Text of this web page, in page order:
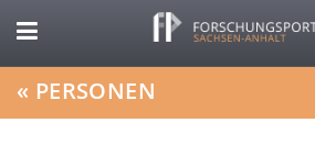
« PERSONEN